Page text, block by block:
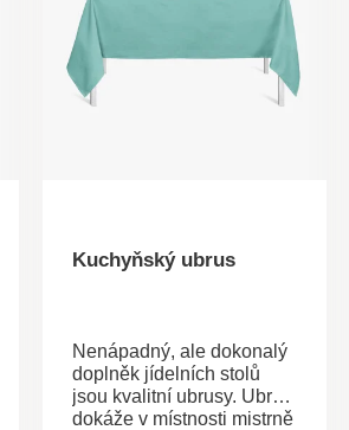
Kuchyňský ubrus
Nenápadný, ale dokonalý
doplněk jídelních stolů
jsou kvalitní ubrusy. Ubrus
dokáže v místnosti mistrně